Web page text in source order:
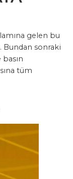
gelen bu
Bundan sonraki
tüm